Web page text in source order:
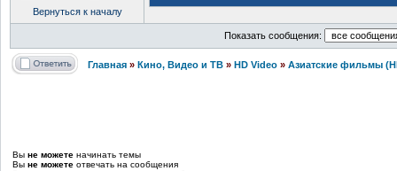
Вернуться к началу
Показать сообщения:
Главная » Кино, Видео и ТВ » HD Video » Азиатские фильмы
Вы не можете начинать темы
Вы не можете отвечать на сообщения